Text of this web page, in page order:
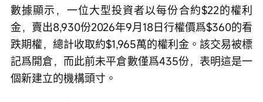
數據顯示，一位大型投資者以每份合約$22的權利
金，賣出8,930份2026年9月18日行權價爲$360的看
跌期權，總計收取約$1,965萬的權利金。該交易被標
記爲開倉，而此前未平倉數僅爲435份，表明這是一
個新建立的機構頭寸。